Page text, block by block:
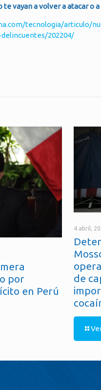
te vayan a volver a atacar
tecnologia/articulo/
202204/
por
en Perú
4 abril,
de